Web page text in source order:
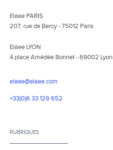
Elaee PARIS
207, rue de Bercy - 75012 Paris
Elaee LYON
4 place Amédée Bonnet - 69002 Lyon
elaee@elaee.com
+33(0)6 33 129 652
RUBRIQUES